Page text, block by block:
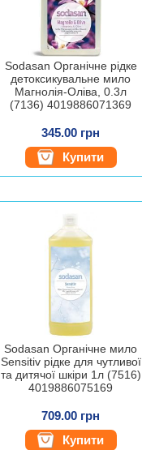
Sodasan Органічне рідке
детоксикувальне мило
Магнолія-Оліва, 0.3л
(7136) 4019886071369
345.00 грн
Купити
Sodasan Органічне мило
Sensitiv рідке для чутливої
та дитячої шкіри 1л (7516)
4019886075169
709.00 грн
Купити